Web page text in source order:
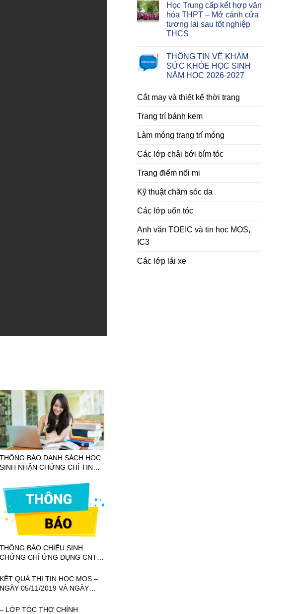
THÔNG BÁO DANH SÁCH HỌC
SINH NHẬN CHỨNG CHỈ TIN
THÔNG BÁO CHIÊU SINH
CHỨNG CHỈ ỨNG DỤNG CNTT
KẾT QUẢ THI TIN HỌC MOS –
NGÀY 05/11/2019 VÀ NGÀY
– LỚP TÓC THỢ CHÍNH
Học Trung cấp kết hợp văn
hóa THPT – Mở cánh cửa
tương lai sau tốt nghiệp
THCS
THÔNG TIN VỀ KHÁM
SỨC KHỎE HỌC SINH
NĂM HỌC 2026-2027
Cắt may và thiết kế thời trang
Trang trí bánh kem
Làm móng trang trí móng
Các lớp chải bới bím tóc
Trang điểm nối mi
Kỹ thuật chăm sóc da
Các lớp uốn tóc
Anh văn TOEIC và tin học MOS,
IC3
Các lớp lái xe